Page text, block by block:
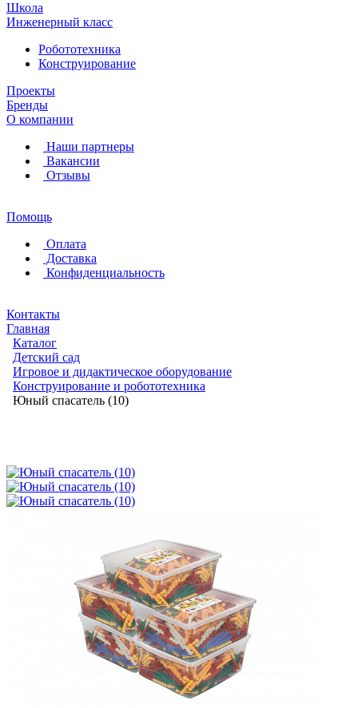
Школа
Инженерный класс
Робототехника
Конструирование
Проекты
Бренды
О компании
Наши партнеры
Вакансии
Отзывы
Помощь
Оплата
Доставка
Конфиденциальность
Контакты
Главная
Каталог
Детский сад
Игровое и дидактическое оборудование
Конструирование и робототехника
Юный спасатель (10)